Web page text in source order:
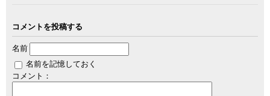
コメントを投稿する
名前
名前を記憶しておく
コメント：